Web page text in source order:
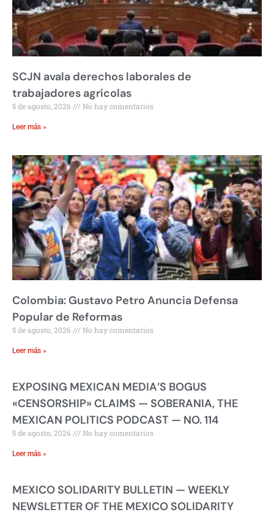
SCJN avala derechos laborales de
trabajadores agrícolas
5 de agosto, 2026 No hay comentarios
Leer más »
Colombia: Gustavo Petro Anuncia Defensa
Popular de Reformas
5 de agosto, 2026 No hay comentarios
Leer más »
EXPOSING MEXICAN MEDIA’S BOGUS
«CENSORSHIP» CLAIMS — SOBERANIA, THE
MEXICAN POLITICS PODCAST — NO. 114
5 de agosto, 2026 No hay comentarios
Leer más »
MEXICO SOLIDARITY BULLETIN — WEEKLY
NEWSLETTER OF THE MEXICO SOLIDARITY